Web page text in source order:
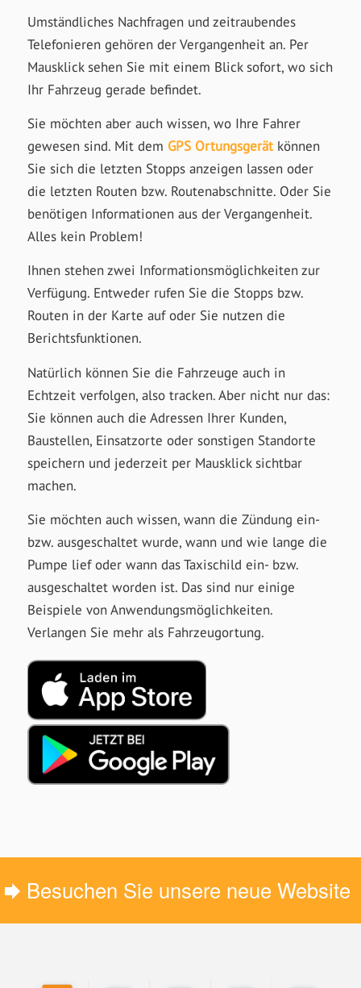
Umständliches Nachfragen und zeitraubendes
Telefonieren gehören der Vergangenheit an. Per
Mausklick sehen Sie mit einem Blick sofort, wo sich
Ihr Fahrzeug gerade befindet.
Sie möchten aber auch wissen, wo Ihre Fahrer
gewesen sind. Mit dem GPS Ortungsgerät können
Sie sich die letzten Stopps anzeigen lassen oder
die letzten Routen bzw. Routenabschnitte. Oder Sie
benötigen Informationen aus der Vergangenheit.
Alles kein Problem!
Ihnen stehen zwei Informationsmöglichkeiten zur
Verfügung. Entweder rufen Sie die Stopps bzw.
Routen in der Karte auf oder Sie nutzen die
Berichtsfunktionen.
Natürlich können Sie die Fahrzeuge auch in
Echtzeit verfolgen, also tracken. Aber nicht nur das:
Sie können auch die Adressen Ihrer Kunden,
Baustellen, Einsatzorte oder sonstigen Standorte
speichern und jederzeit per Mausklick sichtbar
machen.
Sie möchten auch wissen, wann die Zündung ein-
bzw. ausgeschaltet wurde, wann und wie lange die
Pumpe lief oder wann das Taxischild ein- bzw.
ausgeschaltet worden ist. Das sind nur einige
Beispiele von Anwendungsmöglichkeiten.
Verlangen Sie mehr als Fahrzeugortung.
Besuchen Sie unsere neue Website